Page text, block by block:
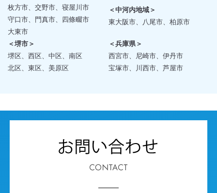
枚方市、交野市、寝屋川市
守口市、門真市、四條畷市
大東市
＜中河内地域＞
東大阪市、八尾市、柏原市
＜堺市＞
堺区、西区、中区、南区
北区、東区、美原区
＜兵庫県＞
西宮市、尼崎市、伊丹市
宝塚市、川西市、芦屋市